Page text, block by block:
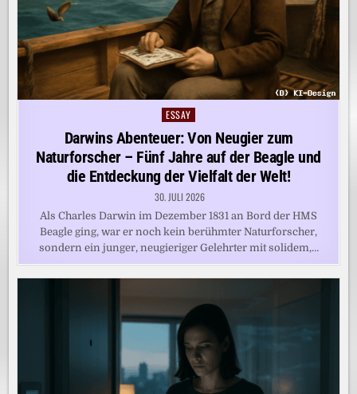
Posted
ESSAY
Darwins Abenteuer: Von Neugier zum
Naturforscher – Fünf Jahre auf der Beagle und
die Entdeckung der Vielfalt der Welt!
30. JULI 2026
Als Charles Darwin im Dezember 1831 an Bord der HMS
Beagle ging, war er noch kein berühmter Naturforscher,
sondern ein junger, neugieriger Gelehrter mit solidem,…